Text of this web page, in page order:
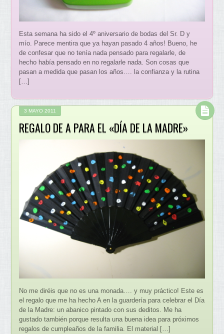
Esta semana ha sido el 4º aniversario de bodas del Sr. D y
mío. Parece mentira que ya hayan pasado 4 años! Bueno, he
de confesar que no tenía nada pensado para regalarle, de
hecho había pensado en no regalarle nada. Son cosas que
pasan a medida que pasan los años…. la confianza y la rutina
[…]
3 MAYO 2011
REGALO DE A PARA EL «DÍA DE LA MADRE»
No me diréis que no es una monada…. y muy práctico! Este es
el regalo que me ha hecho A en la guardería para celebrar el Día
de la Madre: un abanico pintado con sus deditos. Me ha
gustado también porque resulta una buena idea para próximos
regalos de cumpleaños de la familia. El material […]